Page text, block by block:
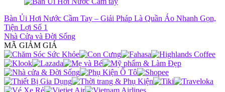
Bàn Ủi Hơi Nước Cầm Tay – Giải Pháp Là Quần Áo Nhanh Gọn,
Tiện Lợi Số 1
Nhà Cửa và Đời Sống
MÃ GIẢM GIÁ